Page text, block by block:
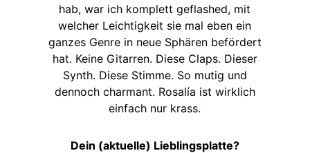
hab, war ich komplett geflashed, mit
welcher Leichtigkeit sie mal eben ein
ganzes Genre in neue Sphären befördert
hat. Keine Gitarren. Diese Claps. Dieser
Synth. Diese Stimme. So mutig und
dennoch charmant. Rosalía ist wirklich
einfach nur krass.
Dein (aktuelle) Lieblingsplatte?